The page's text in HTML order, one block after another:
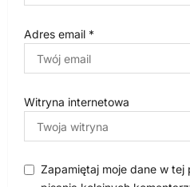
Adres email *
Witryna internetowa
Zapamiętaj moje dane w